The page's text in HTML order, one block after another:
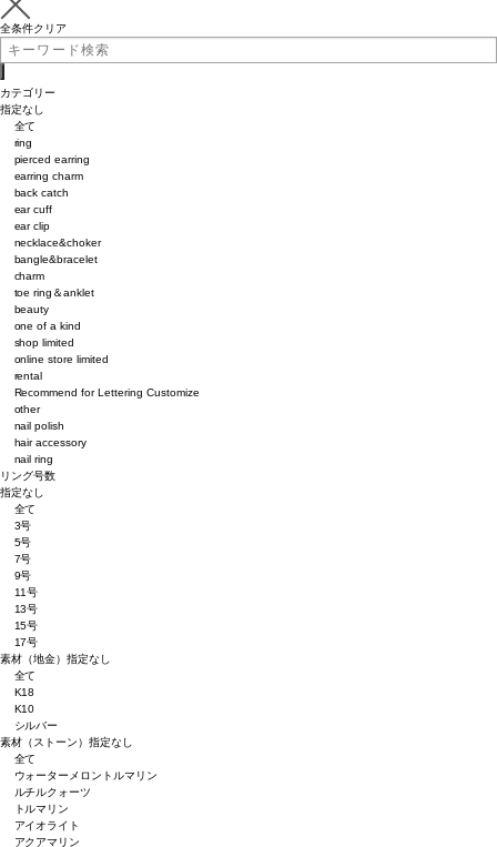
全条件クリア
カテゴリー
指定なし
全て
ring
pierced earring
earring charm
back catch
ear cuff
ear clip
necklace&choker
bangle&bracelet
charm
toe ring＆anklet
beauty
one of a kind
shop limited
online store limited
rental
Recommend for Lettering Customize
other
nail polish
hair accessory
nail ring
リング号数
指定なし
全て
3号
5号
7号
9号
11号
13号
15号
17号
素材（地金） 指定なし
全て
K18
K10
シルバー
素材（ストーン） 指定なし
全て
ウォーターメロントルマリン
ルチルクォーツ
トルマリン
アイオライト
アクアマリン